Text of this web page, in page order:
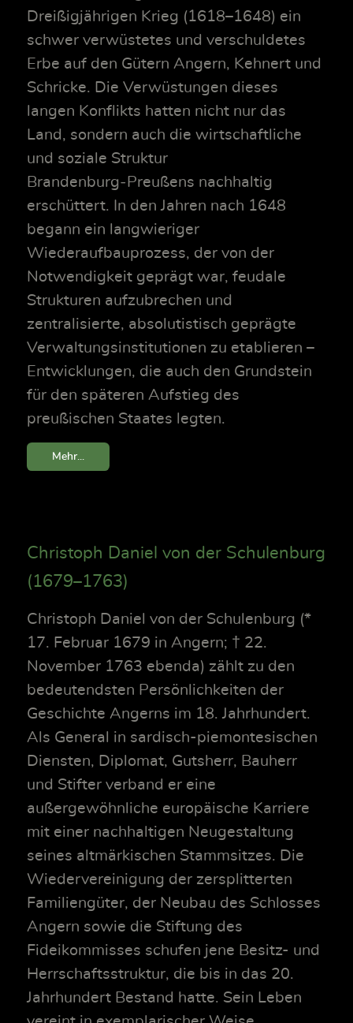
Dreißigjährigen Krieg (1618–1648) ein
schwer verwüstetes und verschuldetes
Erbe auf den Gütern Angern, Kehnert und
Schricke. Die Verwüstungen dieses
langen Konflikts hatten nicht nur das
Land, sondern auch die wirtschaftliche
und soziale Struktur
Brandenburg‑Preußens nachhaltig
erschüttert. In den Jahren nach 1648
begann ein langwieriger
Wiederaufbauprozess, der von der
Notwendigkeit geprägt war, feudale
Strukturen aufzubrechen und
zentralisierte, absolutistisch geprägte
Verwaltungsinstitutionen zu etablieren –
Entwicklungen, die auch den Grundstein
für den späteren Aufstieg des
preußischen Staates legten.
Mehr...
Christoph Daniel von der Schulenburg
(1679–1763)
Christoph Daniel von der Schulenburg (*
17. Februar 1679 in Angern; † 22.
November 1763 ebenda) zählt zu den
bedeutendsten Persönlichkeiten der
Geschichte Angerns im 18. Jahrhundert.
Als General in sardisch-piemontesischen
Diensten, Diplomat, Gutsherr, Bauherr
und Stifter verband er eine
außergewöhnliche europäische Karriere
mit einer nachhaltigen Neugestaltung
seines altmärkischen Stammsitzes. Die
Wiedervereinigung der zersplitterten
Familiengüter, der Neubau des Schlosses
Angern sowie die Stiftung des
Fideikommisses schufen jene Besitz- und
Herrschaftsstruktur, die bis in das 20.
Jahrhundert Bestand hatte. Sein Leben